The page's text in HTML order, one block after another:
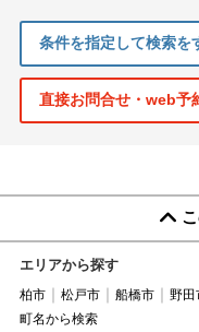
条件を指定して検索を
直接お問合せ・web予
エリアから探す
柏市 松戸市 船橋市 野田
町名から検索